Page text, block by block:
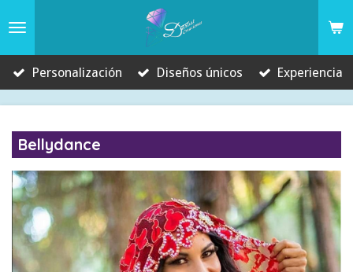
contenido
principal
Personalización Diseños únicos Experiencia
Bellydance